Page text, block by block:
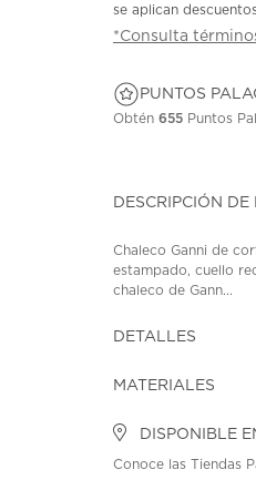
se aplican
*Consulta
PUNTOS
Obtén655 Puntos
DESCRIPCIÓN DE
Chaleco Ganni de
estampado, cuello
chaleco de Gann...
DETALLES
MATERIALES
DISPONIBLE
Conoce las Tiendas